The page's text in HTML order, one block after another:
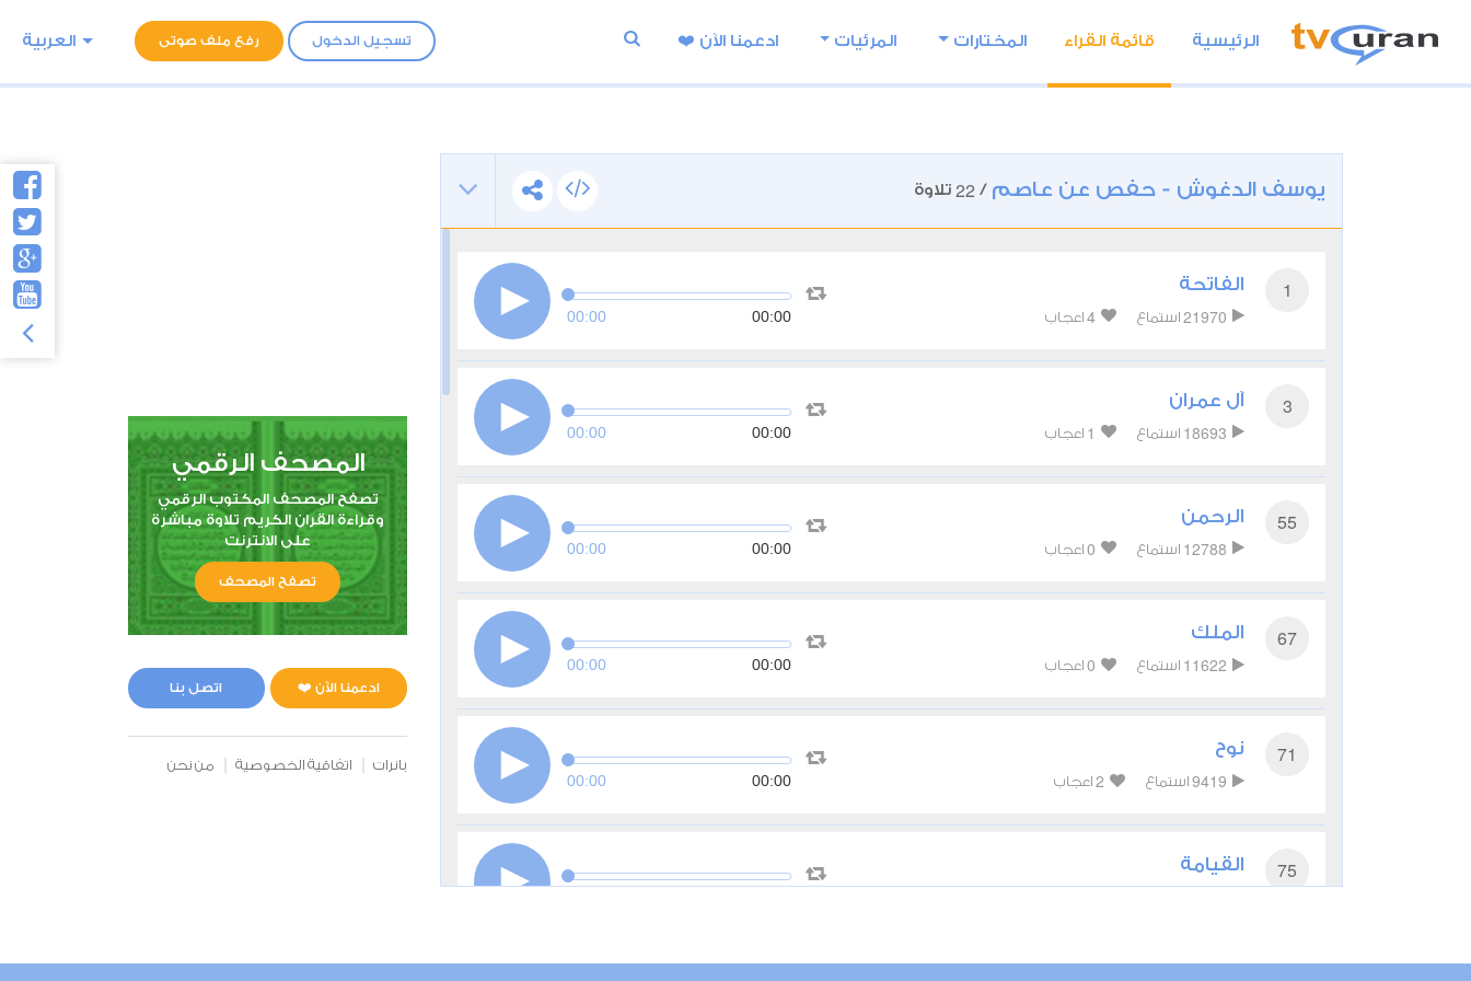
تسجيل الدخول رفع ملف صوتى العربية الرئيسية قائمة القراء المختارات المرئيات ادعمنا اﻵن ❤️
يوسف الدغوش - حفص عن عاصم /
22 تلاوة
1 الفاتحة
21970 استماع 4 اعجاب 00:00 00:00
3 آل عمران
18693 استماع 1 اعجاب 00:00 00:00
55 الرحمن
12788 استماع 0 اعجاب 00:00 00:00
67 الملك
11622 استماع 0 اعجاب 00:00 00:00
71 نوح
9419 استماع 2 اعجاب 00:00 00:00
75 القيامة
المصحف الرقمي
تصفح المصحف المكتوب الرقمي
وقراءة القران الكريم تلاوة مباشرة
على الانترنت
تصفح المصحف
ادعمنا الآن ❤️ اتصل بنا
بانرات اتفاقية الخصوصية من نحن